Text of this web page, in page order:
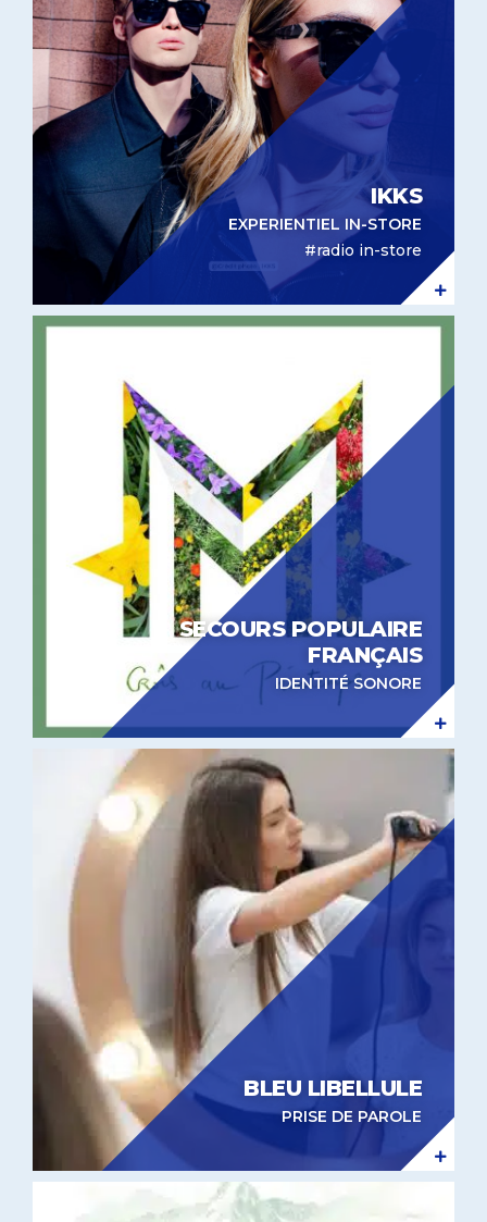
IKKS
EXPERIENTIEL IN-STORE
#radio in-store
Identité sonore Secours populaire français
SECOURS POPULAIRE
FRANÇAIS
IDENTITÉ SONORE
Prise de parole Bleu Libellule
BLEU LIBELLULE
PRISE DE PAROLE
Expérientiel in-store BHV Marais